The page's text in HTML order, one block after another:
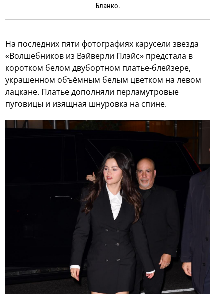
Бланко.
На последних пяти фотографиях карусели звезда
«Волшебников из Вэйверли Плэйс» предстала в
коротком белом двубортном платье-блейзере,
украшенном объёмным белым цветком на левом
лацкане. Платье дополняли перламутровые
пуговицы и изящная шнуровка на спине.